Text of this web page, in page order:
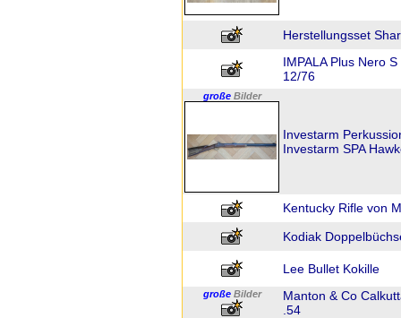
Herstellungsset
IMPALA Plus Nero
12/76
große Bilder
Investarm
Investarm SPA
Kentucky Rifle von
Kodiak
Lee Bullet Kokille
große Bilder
Manton & Co
.54